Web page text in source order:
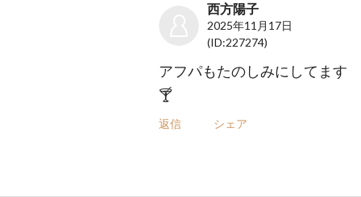
西方陽子
2025年11月17日
(ID:227274)
アフパもたのしみにしてます
🍸️
返信 シェア